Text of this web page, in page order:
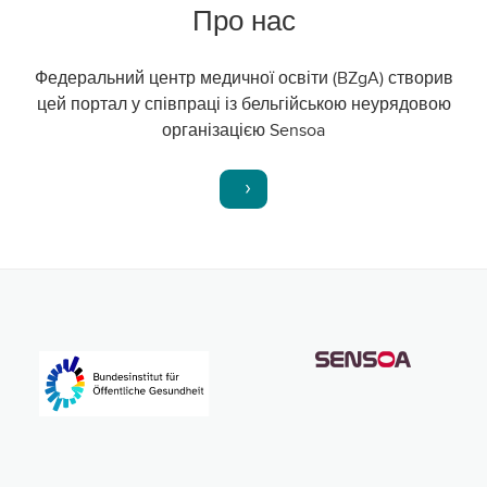
Про нас
Федеральний центр медичної освіти (BZgA) створив
цей портал у співпраці із бельгійською неурядовою
організацією Sensoa